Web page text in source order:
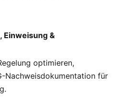
Einweisung &
optimieren,
Nachweisdokumentation für